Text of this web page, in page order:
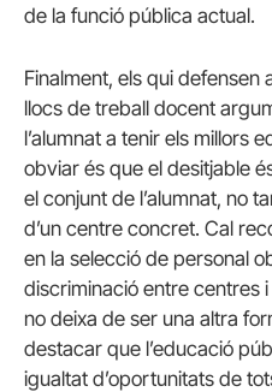
de la funció pública actual.
Finalment, els qui
llocs de treball docent
l’alumnat a tenir els millors
obviar és que el desitjable
el conjunt de l’alumnat, no
d’un centre concret. Cal
en la selecció de personal
discriminació entre centres
no deixa de ser una altra
destacar que l’educació
igualtat d’oportunitats de